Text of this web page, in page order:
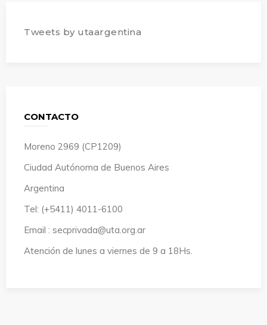
Tweets by utaargentina
CONTACTO
Moreno 2969 (CP1209)
Ciudad Autónoma de Buenos Aires
Argentina
Tel: (+5411) 4011-6100
Email : secprivada@uta.org.ar
Atención de lunes a viernes de 9 a 18Hs.